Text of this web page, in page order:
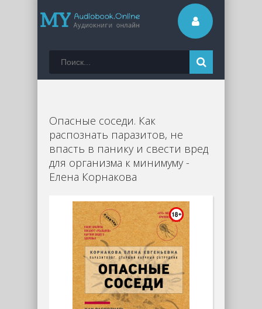
Опасные соседи. Как
распознать паразитов, не
впасть в панику и свести вред
для организма к минимуму -
Елена Корнакова